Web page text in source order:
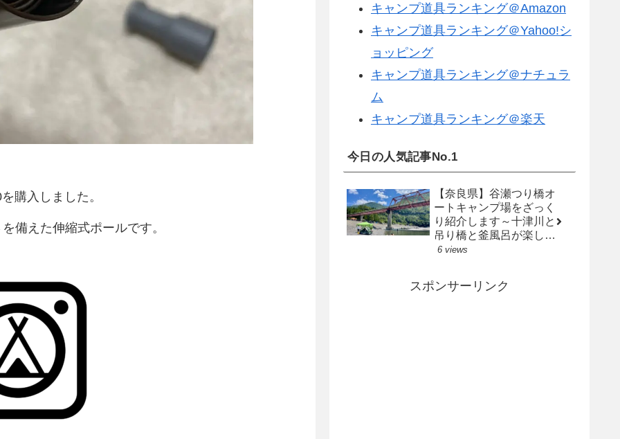
購入しました。
備えた伸縮式ポールです。
キャンプ道具ランキング＠Amazon
キャンプ道具ランキング＠Yahoo!シ
ョッピング
キャンプ道具ランキング＠ナチュラ
ム
キャンプ道具ランキング＠楽天
今日の人気記事No.1
【奈良県】谷瀬つり橋オ
ートキャンプ場をざっく
り紹介します～十津川と
吊り橋と釜風呂が楽しめ
るキャンプ場～
6 views
スポンサーリンク